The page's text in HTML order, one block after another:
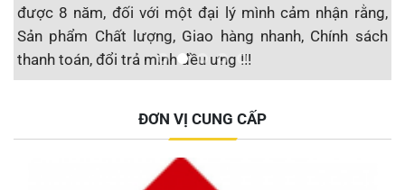
được 8 năm, đối với một đại lý mình cảm nhận rằng,
Sản phẩm Chất lượng, Giao hàng nhanh, Chính sách
thanh toán, đổi trả mình đều ưng !!!
ĐƠN VỊ CUNG CẤP